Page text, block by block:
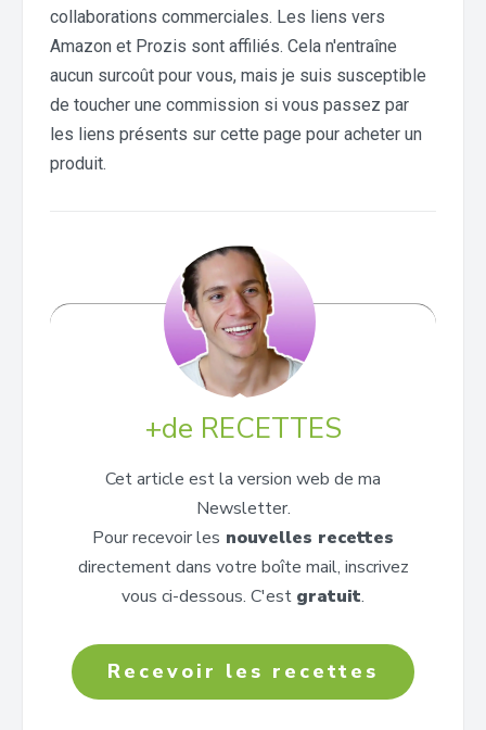
collaborations commerciales. Les liens vers
Amazon et Prozis sont affiliés. Cela n'entraîne
aucun surcoût pour vous, mais je suis susceptible
de toucher une commission si vous passez par
les liens présents sur cette page pour acheter un
produit.
+de RECETTES
Cet article est la version web de ma
Newsletter.
Pour recevoir les nouvelles recettes
directement dans votre boîte mail, inscrivez
vous ci-dessous. C'est gratuit.
Recevoir les recettes